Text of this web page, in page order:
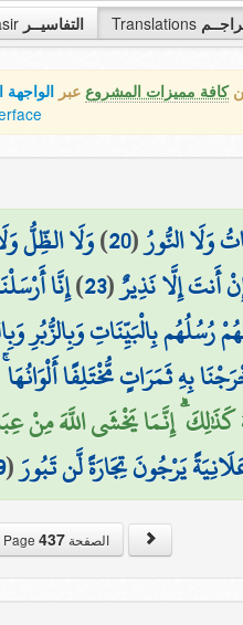
التفاسيــر Translations
كافة مميزات المشروع عبر الواجهة
وَلَا النُّورُ(
20
)وَلَا الظِّلُّ
أَنتَ إِلَّا نَذِيرٌ(
23
)إِنَّا
بِالْبَيِّنَاتِ وَبِالزُّبُرِ
بِهِ ثَمَرَاتٍ مُّخْتَلِفًا
إِنَّمَا يَخْشَى اللَّهَ مِنْ
يَرْجُونَ تِجَارَةً لَّن تَبُورَ(
الصفحة Page437